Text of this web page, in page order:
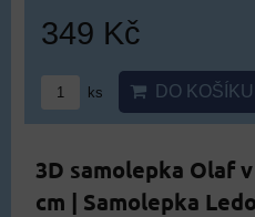
349 Kč
ks DO KOŠÍKU
3D samolepka Olaf
cm | Samolepka